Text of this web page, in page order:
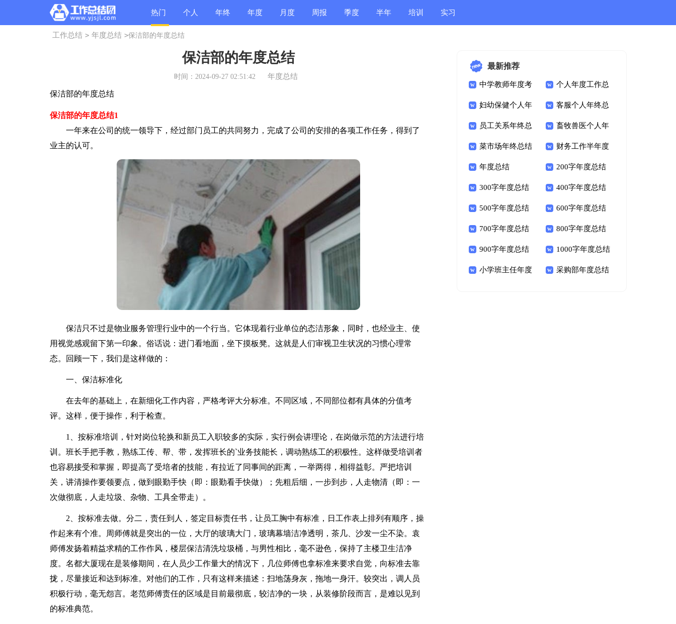
热门
总结
个人
总结
年终 年度 月度 周报 季度 半年 培训 实习
工作总结 > 年度总结 >保洁部的年度总结
保洁部的年度总结
时间：2024-09-27 02:51:42 年度总结
保洁部的年度总结
保洁部的年度总结1
一年来在公司的统一领导下，经过部门员工的共同努力，完成了公司的安排的各项工作任务，得到了
业主的认可。
保洁只不过是物业服务管理行业中的一个行当。它体现着行业单位的态洁形象，同时，也经业主、使
用视觉感观留下第一印象。俗话说：进门看地面，坐下摸板凳。这就是人们审视卫生状况的习惯心理常
态。回顾一下，我们是这样做的：
一、保洁标准化
在去年的基础上，在新细化工作内容，严格考评大分标准。不同区域，不同部位都有具体的分值考
评。这样，便于操作，利于检查。
1、按标准培训，针对岗位轮换和新员工入职较多的实际，实行例会讲理论，在岗做示范的方法进行培
训。班长手把手教，熟练工传、帮、带，发挥班长的`业务技能长，调动熟练工的积极性。这样做受培训者
也容易接受和掌握，即提高了受培者的技能，有拉近了同事间的距离，一举两得，相得益彰。严把培训
关，讲清操作要领要点，做到眼勤手快（即：眼勤看手快做）；先粗后细，一步到步，人走物清（即：一
次做彻底，人走垃圾、杂物、工具全带走）。
2、按标准去做。分二，责任到人，签定目标责任书，让员工胸中有标准，日工作表上排列有顺序，操
作起来有个准。周师傅就是突出的一位，大厅的玻璃大门，玻璃幕墙洁净透明，茶几、沙发一尘不染。袁
师傅发扬着精益求精的工作作风，楼层保洁清洗垃圾桶，与男性相比，毫不逊色，保持了主楼卫生洁净
度。名都大厦现在是装修期间，在人员少工作量大的情况下，几位师傅也拿标准来要求自觉，向标准去靠
拢，尽量接近和达到标准。对他们的工作，只有这样来描述：扫地荡身灰，拖地一身汗。较突出，调人员
积极行动，毫无怨言。老范师傅责任的区域是目前最彻底，较洁净的一块，从装修阶段而言，是难以见到
的标准典范。
最新推荐
中学教师年度考
核个人总结
个人年度工作总
结
妇幼保健个人年
度总结
客服个人年终总
结
员工关系年终总
结
畜牧兽医个人年
度总结
菜市场年终总结 财务工作半年度
总结
年度总结 200字年度总结
300字年度总结 400字年度总结
500字年度总结 600字年度总结
700字年度总结 800字年度总结
900字年度总结 1000字年度总结
小学班主任年度 采购部年度总结